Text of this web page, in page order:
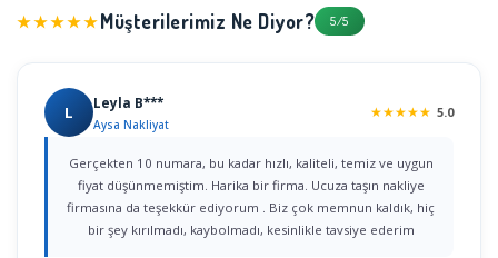
★★★★★Müşterilerimiz Ne Diyor? 5/5
L Leyla B***
Aysa Nakliyat
★★★★★ 5.0
Gerçekten 10 numara, bu kadar hızlı, kaliteli, temiz ve uygun
fiyat düşünmemiştim. Harika bir firma. Ucuza taşın nakliye
firmasına da teşekkür ediyorum . Biz çok memnun kaldık, hiç
bir şey kırılmadı, kaybolmadı, kesinlikle tavsiye ederim